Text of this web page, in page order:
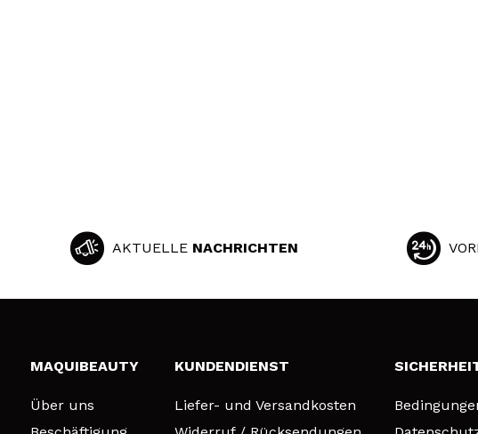
AKTUELLE NACHRICHTEN
MAQUIBEAUTY
Über uns
KUNDENDIENST
Liefer- und Versandkosten